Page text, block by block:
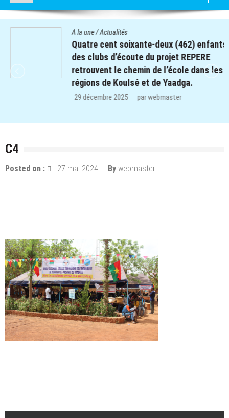
A la une/Actualités
Quatre cent soixante-deux (462) enfants
des clubs d’écoute du projet REPERE
retrouvent le chemin de l’école dans les
régions de Koulsé et de Yaadga.
29 décembre 2025 parwebmaster
C4
Posted on : 27 mai 2024 By webmaster